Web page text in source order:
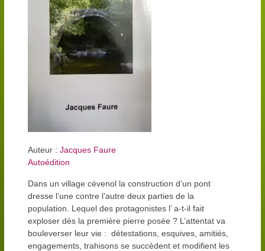
Auteur : Jacques Faure
Autoédition
Dans un village cévenol la construction d’un pont
dresse l’une contre l’autre deux parties de la
population. Lequel des protagonistes l’ a-t-il fait
exploser dès la première pierre posée ? L’attentat va
bouleverser leur vie : détestations, esquives, amitiés,
engagements, trahisons se succèdent et modifient les